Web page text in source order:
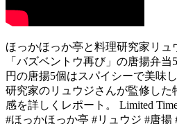
ほっかほっか亭と料理研究家リュ
「バズベントウ再び」の唐揚弁
円の唐揚5個はスパイシーで美味
研究家のリュウジさんが監修した
感を詳しくレポート。 Limited
#ほっかほっか亭 #リュウジ #唐揚